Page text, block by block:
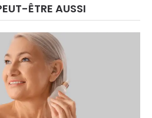
ÊTRE AUSSI